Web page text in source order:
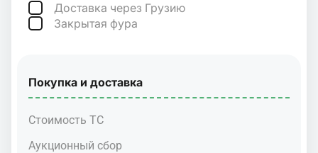
Доставка через Грузию
Закрытая фура
Покупка и доставка
Стоимость ТС
Аукционный сбор